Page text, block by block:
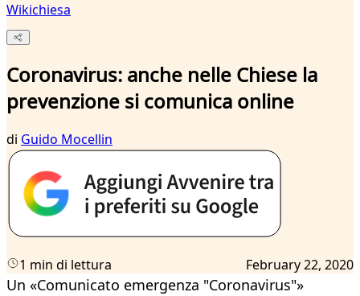
Wikichiesa
Coronavirus: anche nelle Chiese la
prevenzione si comunica online
di Guido Mocellin
1 min di lettura February 22, 2020
Un «Comunicato emergenza "Coronavirus"»